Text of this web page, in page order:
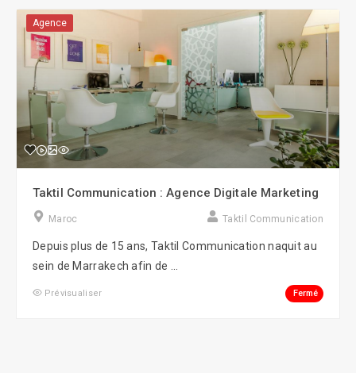
Agence
Taktil Communication : Agence Digitale Marketing
Maroc Taktil Communication
Depuis plus de 15 ans, Taktil Communication naquit au
sein de Marrakech afin de ...
Prévisualiser Fermé